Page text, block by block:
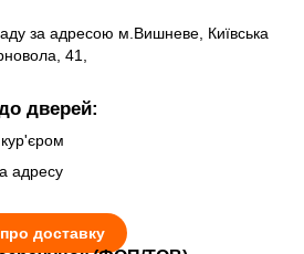
за адресою м.Вишневе, Київська
41,
дверей:
адресу
доставку